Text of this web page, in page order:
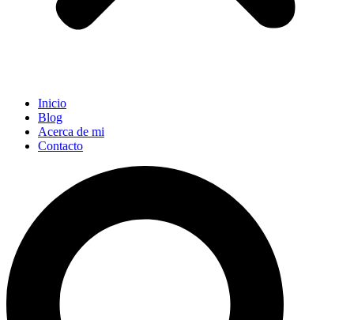
Inicio
Blog
Acerca de mi
Contacto